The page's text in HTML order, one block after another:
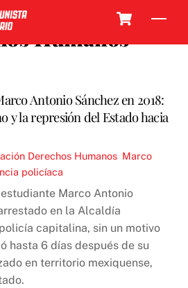
Humanos
Antonio Sánchez en 2018:
y la represión del Estado hacia
Derechos Humanos Marco
policíaca
Marco Antonio
en la Alcaldía
capitalina, sin un motivo
hasta 6 días después de su
en territorio mexiquense,